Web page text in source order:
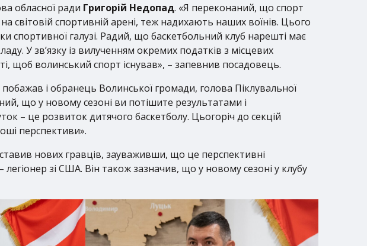
обласної ради Григорій Недопад. «Я переконаний, що спорт
світовій спортивній арені, теж надихають наших воїнів. Цього
спортивної галузі. Радий, що баскетбольний клуб нарешті має
У зв’язку із вилученням окремих податків з місцевих
щоб волинський спорт існував», – запевнив посадовець.
і обранець Волинської громади, голова Піклувальної
що у новому сезоні ви потішите результатами і
– це розвиток дитячого баскетболу. Цьогоріч до секцій
перспективи».
нових гравців, зауваживши, що це перспективні
зі США. Він також зазначив, що у новому сезоні у клубу